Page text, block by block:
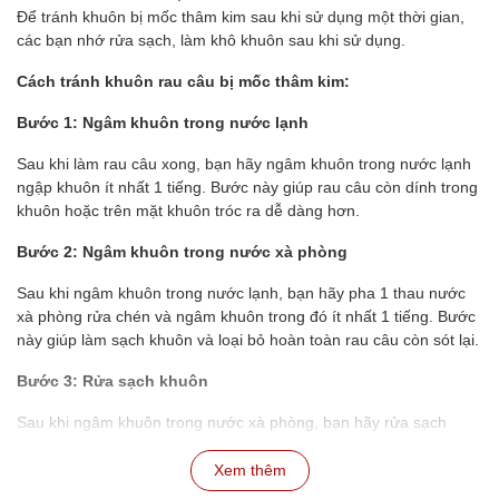
Để tránh khuôn bị mốc thâm kim sau khi sử dụng một thời gian,
các bạn nhớ rửa sạch, làm khô khuôn sau khi sử dụng.
Cách tránh khuôn rau câu bị mốc thâm kim:
Bước 1: Ngâm khuôn trong nước lạnh
Sau khi làm rau câu xong, bạn hãy ngâm khuôn trong nước lạnh
ngập khuôn ít nhất 1 tiếng. Bước này giúp rau câu còn dính trong
khuôn hoặc trên mặt khuôn tróc ra dễ dàng hơn.
Bước 2: Ngâm khuôn trong nước xà phòng
Sau khi ngâm khuôn trong nước lạnh, bạn hãy pha 1 thau nước
xà phòng rửa chén và ngâm khuôn trong đó ít nhất 1 tiếng. Bước
này giúp làm sạch khuôn và loại bỏ hoàn toàn rau câu còn sót lại.
Bước 3: Rửa sạch khuôn
Sau khi ngâm khuôn trong nước xà phòng, bạn hãy rửa sạch
Bước 4: Phơi khô khuôn
Xem thêm